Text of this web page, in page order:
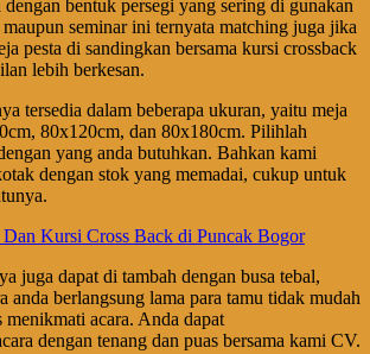
bentuk persegi yang sering di gunakan
seminar ini ternyata matching juga jika
pesta di sandingkan bersama kursi crossback
lebih berkesan.
tersedia dalam beberapa ukuran, yaitu meja
80x120cm, dan 80x180cm. Pilihlah
yang anda butuhkan. Bahkan kami
dengan stok yang memadai, cukup untuk
juga dapat di tambah dengan busa tebal,
anda berlangsung lama para tamu tidak mudah
menikmati acara. Anda dapat
dengan tenang dan puas bersama kami CV.